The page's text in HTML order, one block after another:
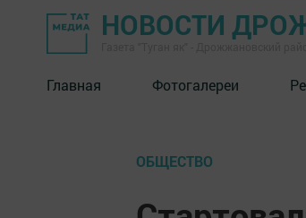
НОВОСТИ
Главная Фотогалереи
ОБЩЕСТВО